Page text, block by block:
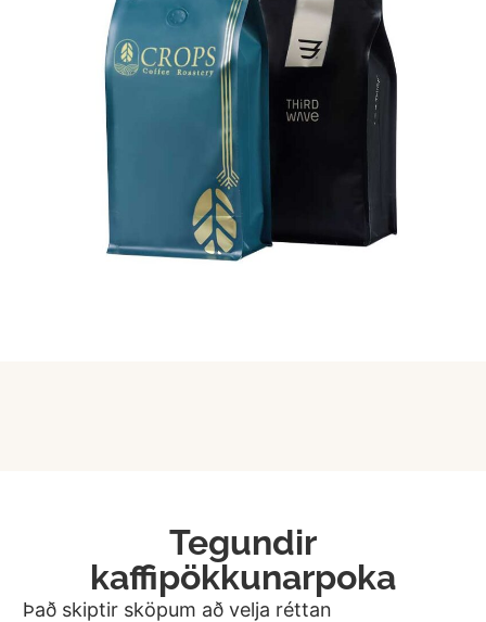
Tegundir
kaffipökkunarpoka
Það skiptir sköpum að velja réttan